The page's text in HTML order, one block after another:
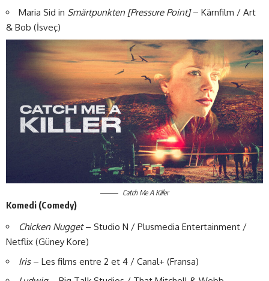
Maria Sid in Smärtpunkten [Pressure Point]– Kärnfilm / Art
& Bob (İsveç)
Catch Me A Killer
Komedi (Comedy)
Chicken Nugget– Studio N / Plusmedia Entertainment /
Netflix (Güney Kore)
Iris– Les films entre 2 et 4 / Canal+ (Fransa)